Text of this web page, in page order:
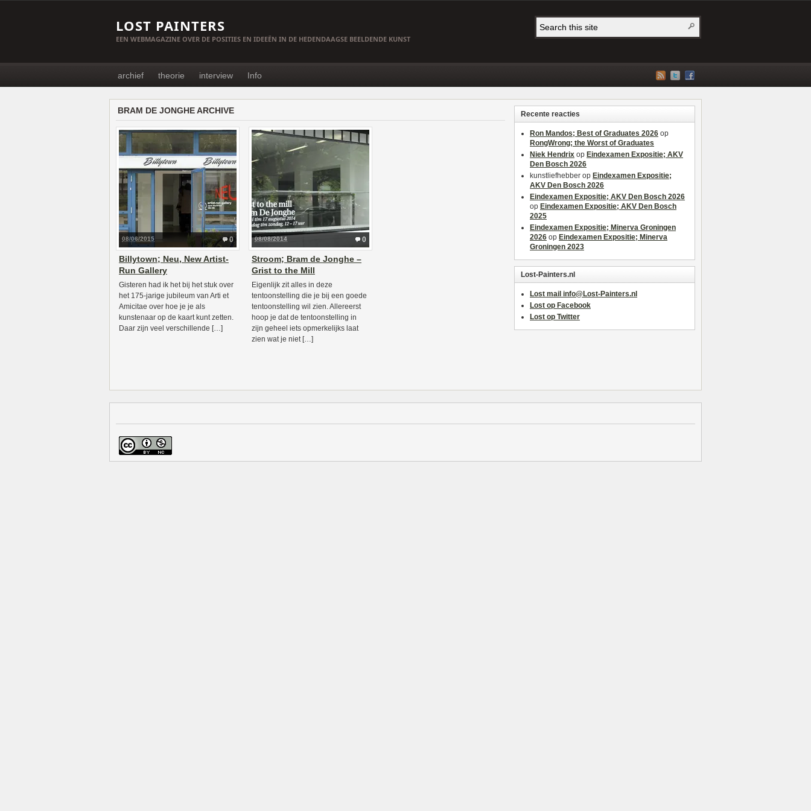
LOST PAINTERS
EEN WEBMAGAZINE OVER DE POSITIES EN IDEEËN IN DE HEDENDAAGSE BEELDENDE KUNST
archief theorie interview Info
BRAM DE JONGHE ARCHIVE
0
08/06/2015
Billytown; Neu, New Artist-
Run Gallery
Gisteren had ik het bij het stuk over
het 175-jarige jubileum van Arti et
Amicitae over hoe je je als
kunstenaar op de kaart kunt zetten.
Daar zijn veel verschillende […]
0
08/08/2014
Stroom; Bram de Jonghe –
Grist to the Mill
Eigenlijk zit alles in deze
tentoonstelling die je bij een goede
tentoonstelling wil zien. Allereerst
hoop je dat de tentoonstelling in
zijn geheel iets opmerkelijks laat
zien wat je niet […]
Recente reacties
Ron Mandos; Best of Graduates 2026 op
RongWrong; the Worst of Graduates
Niek Hendrix op Eindexamen Expositie; AKV
Den Bosch 2026
kunstliefhebber op Eindexamen Expositie;
AKV Den Bosch 2026
Eindexamen Expositie; AKV Den Bosch 2026
op Eindexamen Expositie; AKV Den Bosch
2025
Eindexamen Expositie; Minerva Groningen
2026 op Eindexamen Expositie; Minerva
Groningen 2023
Lost-Painters.nl
Lost mail info@Lost-Painters.nl
Lost op Facebook
Lost op Twitter